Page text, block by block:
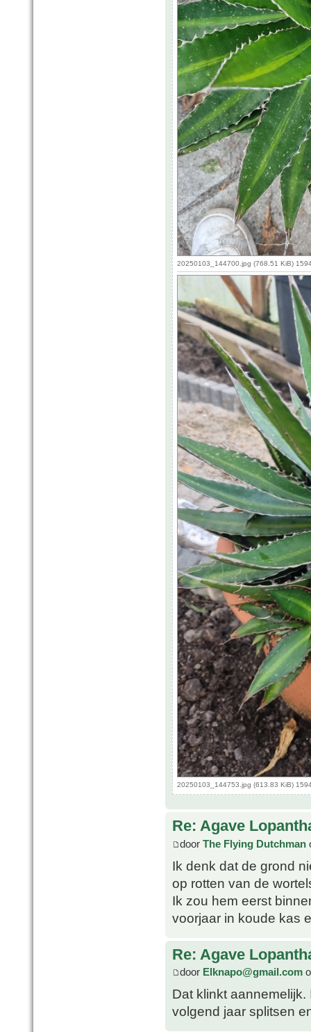
20250103_144700.jpg (768.51 KiB)
20250103_144753.jpg (613.83 KiB)
Re: Agave
door The Flying Dutchman
Ik denk dat de grond
op rotten van de
Ik zou hem eerst
voorjaar in koude kas
Re: Agave
door Elknapo@gmail.com
Dat klinkt
volgend jaar splitsen